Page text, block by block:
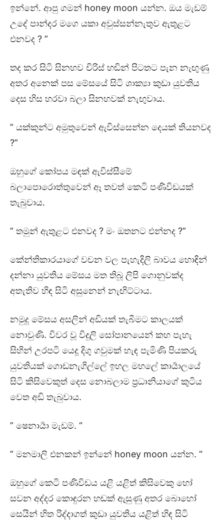
ඉන්නේ. ආපු ගමන් honey moon යන්න. ඔය මැඩම්
උදේ පාන්දර මගෙ යකා අවුස්සන්නැතුව ඇතුළට
එනවද ? ”
තද කර සිටි සිනහව චිරිස් හඬින් පිටතට පැන නැඟුණු
අතර අනෙක් පස මේසයේ සිටි ශාක්‍යා කුඩා යුවතිය
දෙස හිස හරවා බලා සිනහවක් නැඟුවාය.
” යක්කුන්ට අමුතුවෙන් ඇවිස්සෙන්න දෙයක් තියනවද
?”
ඔහුගේ කෝපය මඳක් ඇවිස්සීමේ
බලාපොරොත්තුවෙන් ඈ තවත් කෙටි පණිවිඩයක්
තැබුවාය.
” තමුන් ඇතුළට එනවද ? මං ඔතනට එන්නද ?”
කේන්තිකාරයාගේ වචන වල පැහැදිලි බාවය හොඳින්
දන්නා යුවතිය මේසය මත තිබූ ලිපි ගොනුවක්ද
අතැතිව හිඳ සිටි අසුනෙන් නැඟිට්ටාය.
නමුදු මේසය අසලින් අඩියක් තැබීමට කාලයක්
නොවුණි. විවර වූ විදුලි සෝපානයෙන් කහ පැහැ
සිහින් උරපටි යෙදූ දිගු ගවුමක් හැඳ පැමිණි පියකරු
යුවතියක් ගොඩනැගිල්ලේ ඉහල මහලේ කාර්‍යාලයේ
සිටි කිසිවෙකුත් දෙස නොබලාම ප්‍රධානියාගේ කුටිය
වෙත අඩි තැබුවාය.
” ෂෙනාර්‍යා මැඩම්. “
” මනමාලි එනකන් ඉන්නේ honey moon යන්න. “
ඔහුගේ කෙටි පණිවිඩය යළි යළිත් කිසිවෙකු හෝ
සවන අද්දර කොඳුරන හඬක් ඇසුණු අතර බොහෝ
සෙයින් හිත රිද්දාගත් කුඩා යුවතිය යළිත් හිඳ සිටි